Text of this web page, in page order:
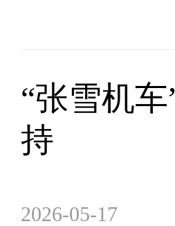
“张雪机
持
2026-05-17